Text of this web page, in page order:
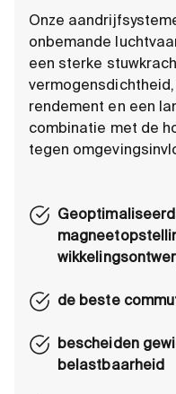
Onze
onbemande
een sterke
vermogensdichtheid,
rendement en een
combinatie met de
tegen
de beste
bescheiden
belastbaarheid